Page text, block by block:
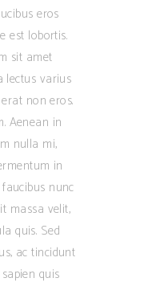
eros
est lobortis.
sit amet
lectus varius
non eros.
Aenean in
nulla mi,
in
nunc
massa velit,
quis. Sed
ac tincidunt
quis